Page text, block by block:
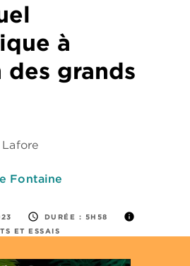
à
grands
Fontaine
access_time DURÉE : 5H58 info
ET ESSAIS